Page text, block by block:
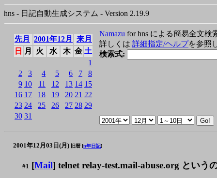
hns - 日記自動生成システム - Version 2.19.9
先月 2001年12月
来月
日
月 火 水 木 金 土
1
2
3 4 5 6 7
8
9 10 11 12 13 14 15
16 17 18 19 20 21 22
23 24 25 26 27 28 29
30 31
Namazu for hns による簡易全文検
詳しくは 詳細指定/ヘルプを参照
検索式:
2001年12月03日(月) 旧暦 [n年日記]
#1 [Mail] telnet relay-test.mail-abuse.org という